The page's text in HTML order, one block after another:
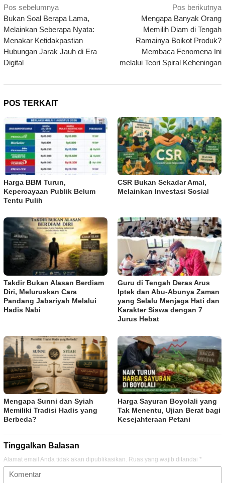
Navigasi
pos
Pos sebelumnya
Bukan Soal Berapa Lama,
Melainkan Seberapa Nyata:
Menakar Ketidakpastian
Hubungan Jarak Jauh di Era
Digital
Pos berikutnya
Mengapa Banyak Orang
Memilih Diam di Tengah
Ramainya Boikot Produk?
Membaca Fenomena Ini
melalui Teori Spiral Keheningan
POS TERKAIT
Harga BBM Turun,
Kepercayaan Publik Belum
Tentu Pulih
CSR Bukan Sekadar Amal,
Melainkan Investasi Sosial
Takdir Bukan Alasan Berdiam
Diri, Meluruskan Cara
Pandang Jabariyah Melalui
Hadis Nabi
Guru di Tengah Deras Arus
Iptek dan Abu-Abunya Zaman
yang Selalu Menjaga Hati dan
Karakter Siswa dengan 7
Jurus Hebat
Mengapa Sunni dan Syiah
Memiliki Tradisi Hadis yang
Berbeda?
Harga Sayuran Boyolali yang
Tak Menentu, Ujian Berat bagi
Kesejahteraan Petani
Tinggalkan Balasan
Alamat email Anda tidak akan dipublikasikan. Ruas yang wajib ditandai *